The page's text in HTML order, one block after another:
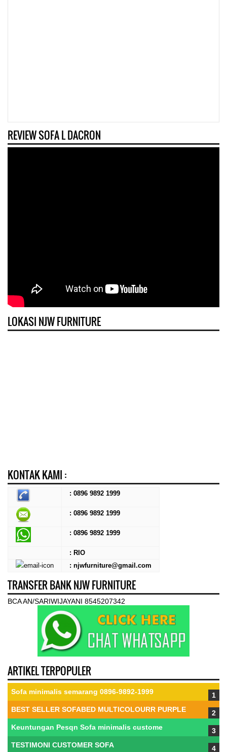
REVIEW SOFA L DACRON
LOKASI NJW FURNITURE
KONTAK KAMI :
: 0896 9892 1999
: 0896 9892 1999
: 0896 9892 1999
: RIO
: njwfurniture@gmail.com
TRANSFER BANK NJW FURNITURE
BCA AN/SARIWIJAYANI 8545207342
ARTIKEL TERPOPULER
Sofa minimalis semarang 0896-9892-1999
BEST SELLER SOFABED MULTICOLOURR PURPLE
Keuntungan Pesqn Sofa minimalis custome
TESTIMONI CUSTOMER SOFA